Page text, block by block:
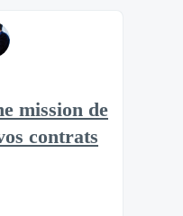
mission de
contrats